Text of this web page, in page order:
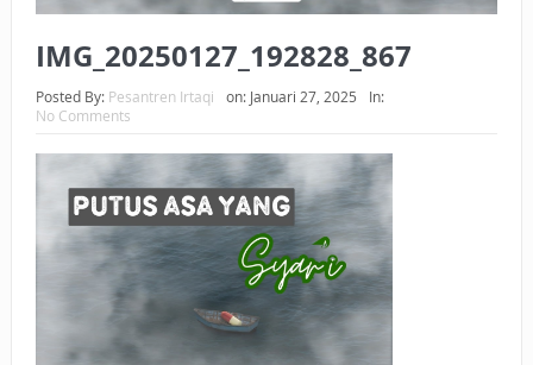
HUKUM MEMBAYAR ZAKAT DENGAN CARA MENGANGSUR
HUKUM MEMBAYAR ZAKAT KEPADA KERABAT SENDIRI
IMG_20250127_192828_867
Posted By: Pesantren Irtaqi on: Januari 27, 2025
In:
No Comments